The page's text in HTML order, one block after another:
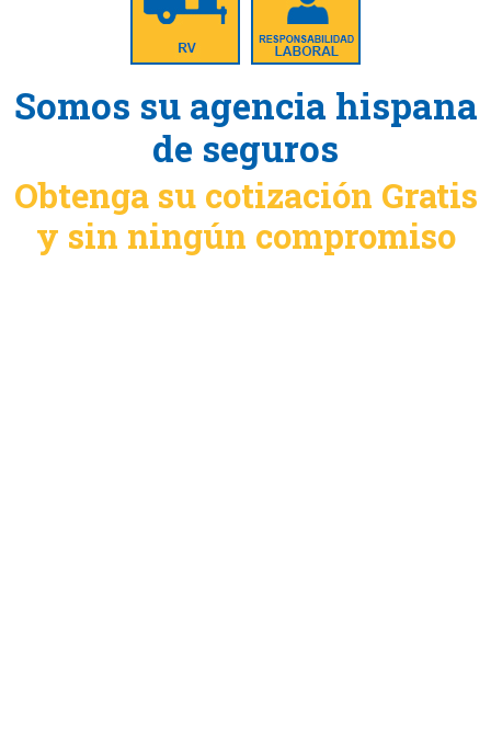
Somos su agencia hispana
de seguros
Obtenga su cotización Gratis
y sin ningún compromiso